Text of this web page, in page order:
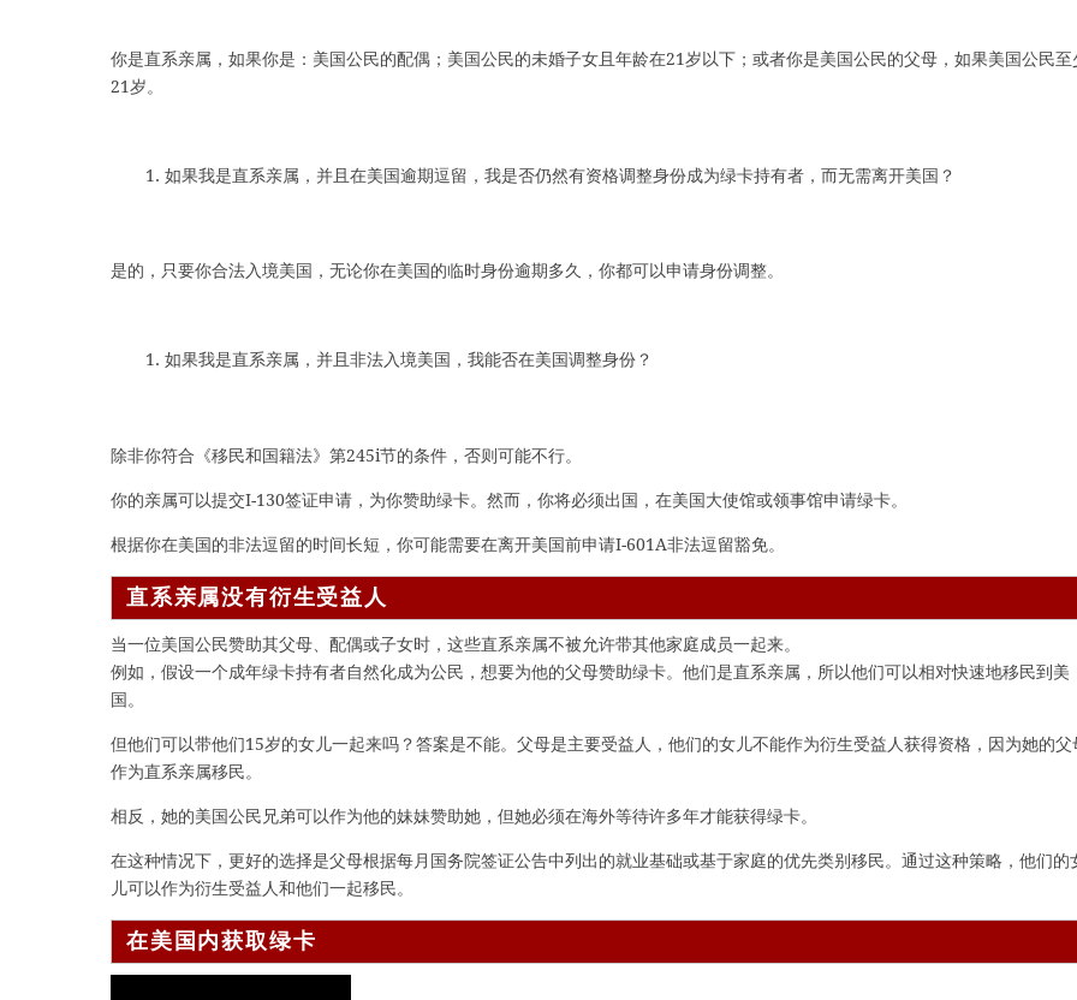
你是直系亲属，如果你是：美国公民的配偶；美国公民的未婚子女且年龄在21岁以下；或者你是美国公民的父母，如果美国公民至
21岁。
如果我是直系亲属，并且在美国逾期逗留，我是否仍然有资格调整身份成为绿卡持有者，而无需离开美国？
是的，只要你合法入境美国，无论你在美国的临时身份逾期多久，你都可以申请身份调整。
如果我是直系亲属，并且非法入境美国，我能否在美国调整身份？
除非你符合《移民和国籍法》第245i节的条件，否则可能不行。
你的亲属可以提交I-130签证申请，为你赞助绿卡。然而，你将必须出国，在美国大使馆或领事馆申请绿卡。
根据你在美国的非法逗留的时间长短，你可能需要在离开美国前申请I-601A非法逗留豁免。
直系亲属没有衍生受益人
当一位美国公民赞助其父母、配偶或子女时，这些直系亲属不被允许带其他家庭成员一起来。
例如，假设一个成年绿卡持有者自然化成为公民，想要为他的父母赞助绿卡。他们是直系亲属，所以他们可以相对快速地移民到美
国。
但他们可以带他们15岁的女儿一起来吗？答案是不能。父母是主要受益人，他们的女儿不能作为衍生受益人获得资格，因为她的父
作为直系亲属移民。
相反，她的美国公民兄弟可以作为他的妹妹赞助她，但她必须在海外等待许多年才能获得绿卡。
在这种情况下，更好的选择是父母根据每月国务院签证公告中列出的就业基础或基于家庭的优先类别移民。通过这种策略，他们的
儿可以作为衍生受益人和他们一起移民。
在美国内获取绿卡